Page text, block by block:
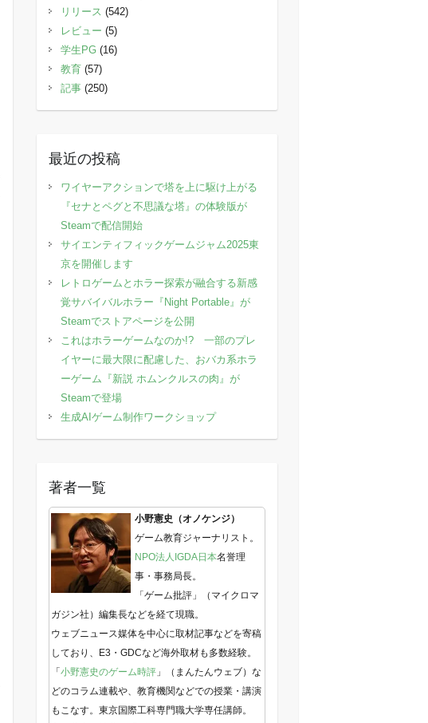
リリース (542)
レビュー (5)
学生PG(16)
教育(57)
記事(250)
最近の投稿
ワイヤーアクションで塔を上に駆け上がる
『セナとペグと不思議な塔』の体験版が
Steamで配信開始
サイエンティフィックゲームジャム2025東
京を開催します
レトロゲームとホラー探索が融合する新感
覚サバイバルホラー『Night Portable』が
Steamでストアページを公開
これはホラーゲームなのか!? 一部のプレ
イヤーに最大限に配慮した、おバカ系ホラ
ーゲーム『新説 ホムンクルスの肉』が
Steamで登場
生成AIゲーム制作ワークショップ
著者一覧
小野憲史（オノケンジ）
ゲーム教育ジャーナリスト。
NPO法人IGDA日本名誉理
事・事務局長。
「ゲーム批評」（マイクロマ
ガジン社）編集長などを経て現職。
ウェブニュース媒体を中心に取材記事などを寄稿
しており、E3・GDCなど海外取材も多数経験。
「 小野憲史のゲーム時評」（まんたんウェブ）な
どのコラム連載や、教育機関などでの授業・講演
もこなす。東京国際工科専門職大学専任講師。